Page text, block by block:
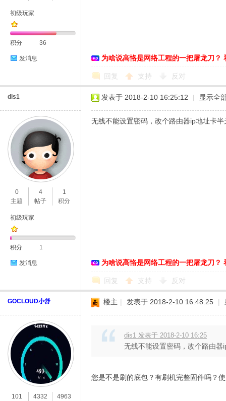
初级玩家
积分 36
发消息 为啥说高恪是网络工程的一把屠龙刀？
回复 支持 反对
dis1
0
主题
4
帖子
1
积分
初级玩家
积分 1
发消息
发表于 2018-2-10 16:25:12 | 显示全
无线不能设置密码，改个路由器ip地址卡
为啥说高恪是网络工程的一把屠龙刀？
回复 支持 反对
GOCLOUD小舒
101
4332
4963
楼主 | 发表于 2018-2-10 16:48:25 |
dis1 发表于 2018-2-10 16:25
无线不能设置密码，改个路由
您是不是刷的底包？有刷机完整固件吗？